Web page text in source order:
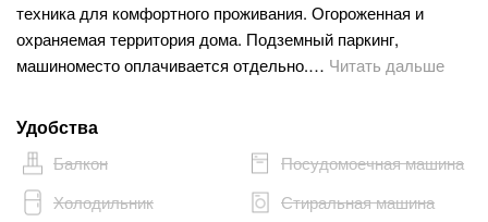
техника для комфортного проживания. Огороженная и
охраняемая территория дома. Подземный паркинг,
машиноместо оплачивается отдельно.… Читать дальше
Удобства
Балкон
Посудомоечная машина
Холодильник
Стиральная машина